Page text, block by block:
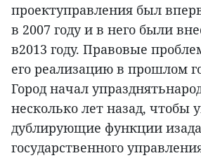
проектуправления был
в 2007 году и в него были
в2013 году. Правовые
его реализацию в прошлом
Город начал
несколько лет назад, чтобы
дублирующие функции
государственного